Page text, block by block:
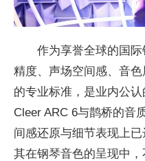
作为享誉全球的国
精度、声场空间感、音
的专业标准，是业内公认
Cleer ARC 6与鹊桥的音
间感还原与细节表现上
其在钢琴音色的呈现中